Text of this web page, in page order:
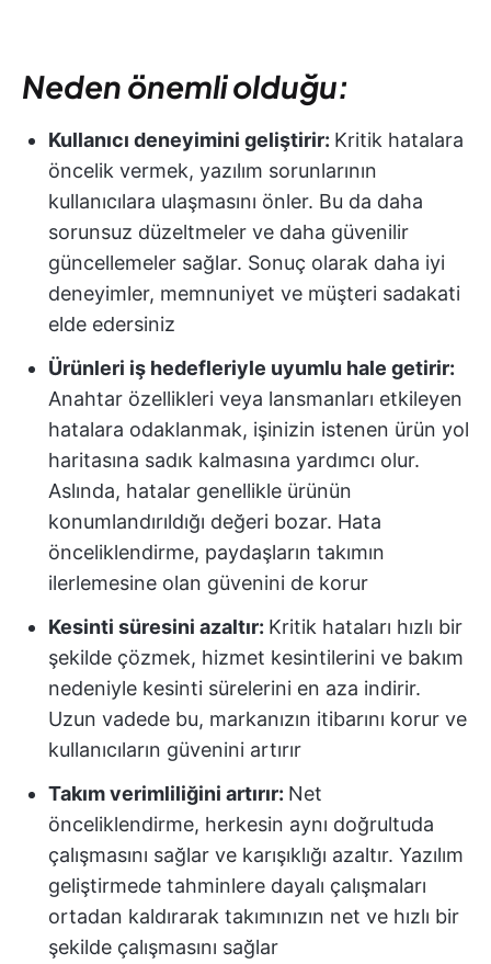
Neden önemli olduğu:
Kullanıcı deneyimini geliştirir: Kritik hatalara
öncelik vermek, yazılım sorunlarının
kullanıcılara ulaşmasını önler. Bu da daha
sorunsuz düzeltmeler ve daha güvenilir
güncellemeler sağlar. Sonuç olarak daha iyi
deneyimler, memnuniyet ve müşteri sadakati
elde edersiniz
Ürünleri iş hedefleriyle uyumlu hale getirir:
Anahtar özellikleri veya lansmanları etkileyen
hatalara odaklanmak, işinizin istenen ürün yol
haritasına sadık kalmasına yardımcı olur.
Aslında, hatalar genellikle ürünün
konumlandırıldığı değeri bozar. Hata
önceliklendirme, paydaşların takımın
ilerlemesine olan güvenini de korur
Kesinti süresini azaltır: Kritik hataları hızlı bir
şekilde çözmek, hizmet kesintilerini ve bakım
nedeniyle kesinti sürelerini en aza indirir.
Uzun vadede bu, markanızın itibarını korur ve
kullanıcıların güvenini artırır
Takım verimliliğini artırır: Net
önceliklendirme, herkesin aynı doğrultuda
çalışmasını sağlar ve karışıklığı azaltır. Yazılım
geliştirmede tahminlere dayalı çalışmaları
ortadan kaldırarak takımınızın net ve hızlı bir
şekilde çalışmasını sağlar